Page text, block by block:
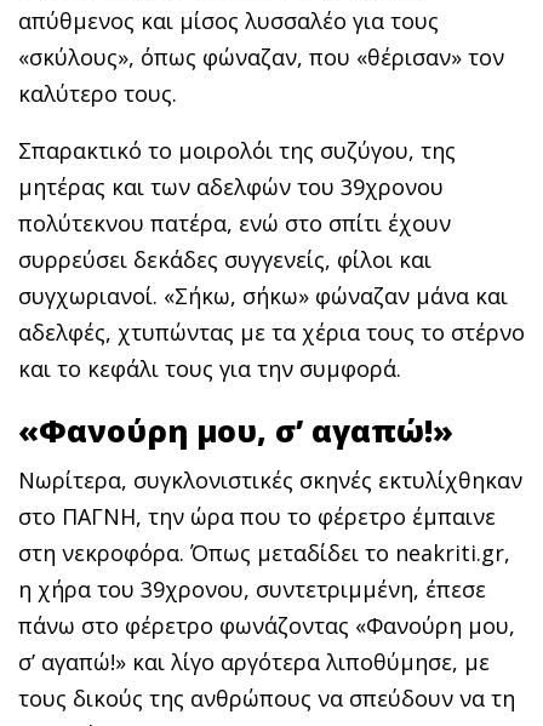
απύθμενος και μίσος λυσσαλέο για τους
«σκύλους», όπως φώναζαν, που «θέρισαν» τον
καλύτερο τους.
Σπαρακτικό το μοιρολόι της συζύγου, της
μητέρας και των αδελφών του 39χρονου
πολύτεκνου πατέρα, ενώ στο σπίτι έχουν
συρρεύσει δεκάδες συγγενείς, φίλοι και
συγχωριανοί. «Σήκω, σήκω» φώναζαν μάνα και
αδελφές, χτυπώντας με τα χέρια τους το στέρνο
και το κεφάλι τους για την συμφορά.
«Φανούρη μου, σ’ αγαπώ!»
Νωρίτερα, συγκλονιστικές σκηνές εκτυλίχθηκαν
στο ΠΑΓΝΗ, την ώρα που το φέρετρο έμπαινε
στη νεκροφόρα. Όπως μεταδίδει το neakriti.gr,
η χήρα του 39χρονου, συντετριμμένη, έπεσε
πάνω στο φέρετρο φωνάζοντας «Φανούρη μου,
σ’ αγαπώ!» και λίγο αργότερα λιποθύμησε, με
τους δικούς της ανθρώπους να σπεύδουν να τη